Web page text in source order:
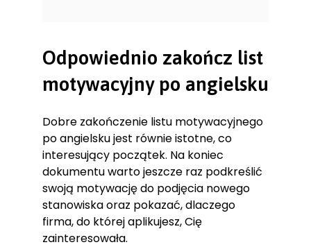
Odpowiednio zakończ list
motywacyjny po angielsku
Dobre zakończenie listu motywacyjnego
po angielsku jest równie istotne, co
interesujący początek. Na koniec
dokumentu warto jeszcze raz podkreślić
swoją motywację do podjęcia nowego
stanowiska oraz pokazać, dlaczego
firma, do której aplikujesz, Cię
zainteresowała.